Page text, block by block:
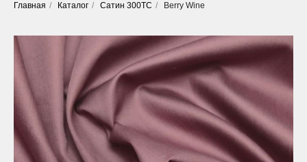
Главная / Каталог / Сатин 300ТС / Berry Wine